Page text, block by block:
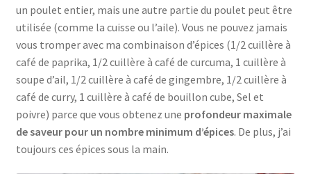
un poulet entier, mais une autre partie du poulet peut être
utilisée (comme la cuisse ou l’aile). Vous ne pouvez jamais
vous tromper avec ma combinaison d’épices (1/2 cuillère à
café de paprika, 1/2 cuillère à café de curcuma, 1 cuillère à
soupe d’ail, 1/2 cuillère à café de gingembre, 1/2 cuillère à
café de curry, 1 cuillère à café de bouillon cube, Sel et
poivre) parce que vous obtenez une profondeur maximale
de saveur pour un nombre minimum d’épices. De plus, j’ai
toujours ces épices sous la main.